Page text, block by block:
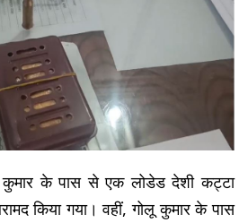
कुमार के पास से एक लोडेड देशी कट्टा
किया गया। वहीं, गोलू कुमार के पास